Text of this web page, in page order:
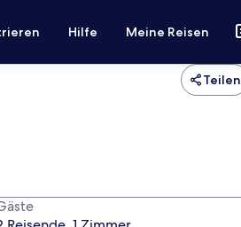
Hilfe Meine Reisen
Teilen